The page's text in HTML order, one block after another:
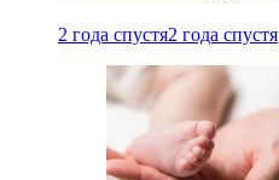
2 года спустя2 года спустя